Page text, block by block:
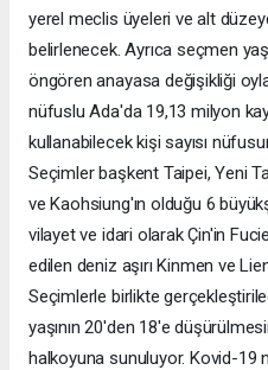
yerel meclis üyeleri ve alt
belirlenecek. Ayrıca seçmen
öngören anayasa değişikliği
nüfuslu Ada'da 19,13 milyon
kullanabilecek kişi sayısı
Seçimler başkent Taipei, Yeni
ve Kaohsiung'ın olduğu 6
vilayet ve idari olarak Çin'in
edilen deniz aşırı Kinmen ve
Seçimlerle birlikte
yaşının 20'den 18'e
halkoyuna sunuluyor. Kovid-19